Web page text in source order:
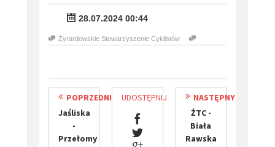
28.07.2024 00:44
Żyrardowskie Stowarzyszenie Cyklistów
POPRZEDNI
Jaśliska
-
Przełomy
UDOSTĘPNIJ
NASTĘPNY
ŻTC -
Biała
Rawska